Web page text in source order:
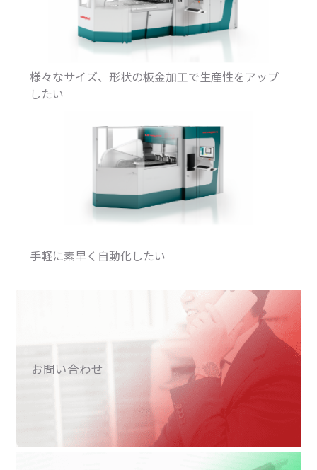
様々なサイズ、形状の板金加工で生産性をアップ
したい
手軽に素早く自動化したい
お問い合わせ